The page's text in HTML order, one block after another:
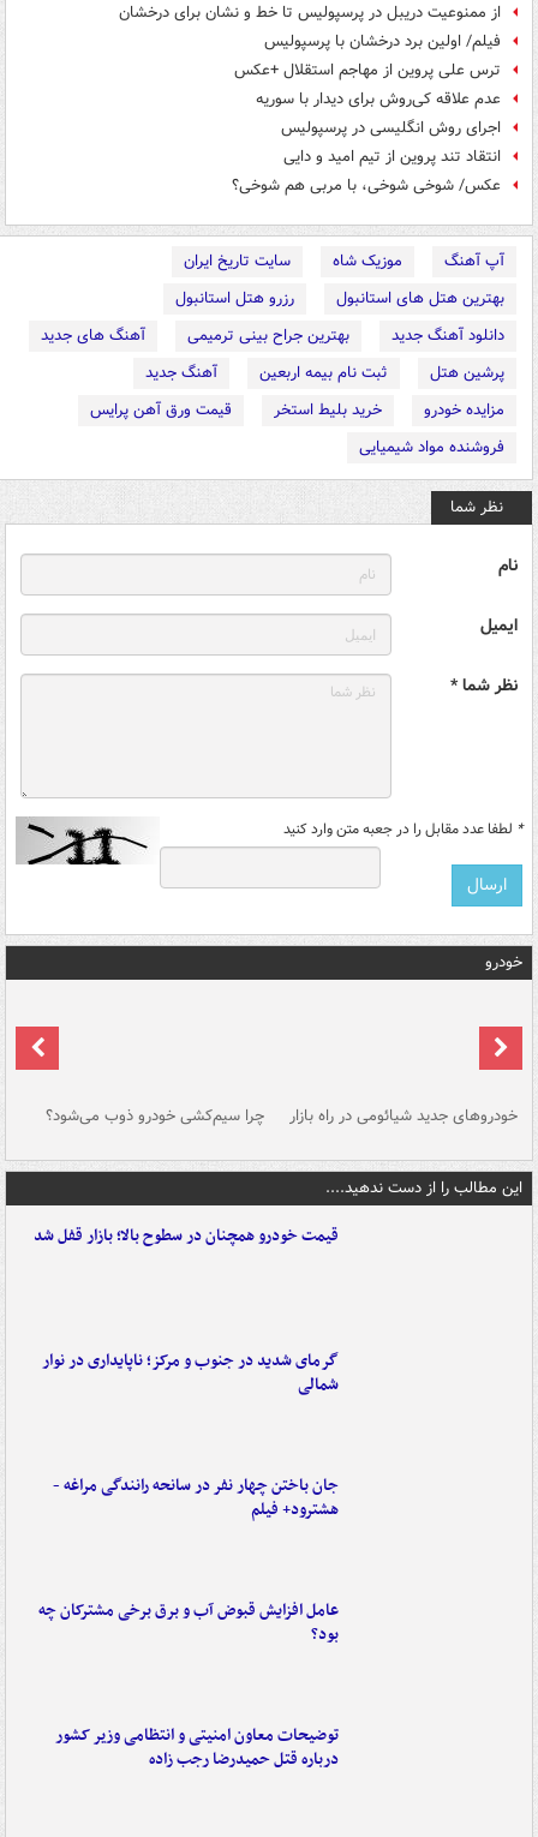
از ممنوعیت دریبل در پرسپولیس تا خط و نشان برای درخشان
فیلم/ اولین برد درخشان با پرسپولیس
ترس علی پروین از مهاجم استقلال +عکس
عدم علاقه کی‌روش برای دیدار با سوریه
اجرای روش انگلیسی در پرسپولیس
انتقاد تند پروین از تیم امید و دایی
عکس/ شوخی شوخی، با مربی هم شوخی؟
آپ آهنگ موزیک شاه
سایت تاریخ ایران
بهترین هتل های استانبول
رزرو هتل استانبول
دانلود آهنگ جدید
بهترین جراح بینی ترمیمی
آهنگ های جدید
پرشین هتل
ثبت نام بیمه اربعین
آهنگ جدید
مزایده خودرو
خرید بلیط استخر
قیمت ورق آهن پرایس
فروشنده مواد شیمیایی
نظر شما
نام
ایمیل
نظر شما *
* لطفا عدد مقابل را در جعبه متن وارد کنید
خودرو
خودروهای جدید شیائومی در راه بازار چرا سیم‌کشی خودرو ذوب می‌شود؟
این مطالب را از دست ندهید....
قیمت خودرو همچنان در سطوح بالا؛ بازار قفل شد
گرمای شدید در جنوب و مرکز؛ ناپایداری در نوار
شمالی
جان باختن چهار نفر در سانحه رانندگی مراغه -
هشترود+ فیلم
عامل افزایش قبوض آب و برق برخی مشترکان چه
بود؟
توضیحات معاون امنیتی و انتظامی وزیر کشور
درباره قتل حمیدرضا رجب زاده